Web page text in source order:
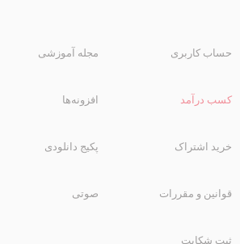
حساب کاربری
کسب درآمد
خرید اشتراک
قوانین و مقررات
ثبت شکایت
مجله آموزشی
افزونه‌ها
پکیج دانلودی
صوتی